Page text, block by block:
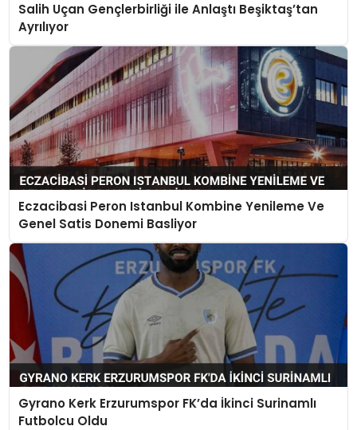
Salih Uçan Gençlerbirliği ile Anlaştı Beşiktaş’tan
Ayrılıyor
Eczacibasi Peron Istanbul Kombine Yenileme Ve
Genel Satis Donemi Basliyor
Gyrano Kerk Erzurumspor FK’da İkinci Surinamlı
Futbolcu Oldu